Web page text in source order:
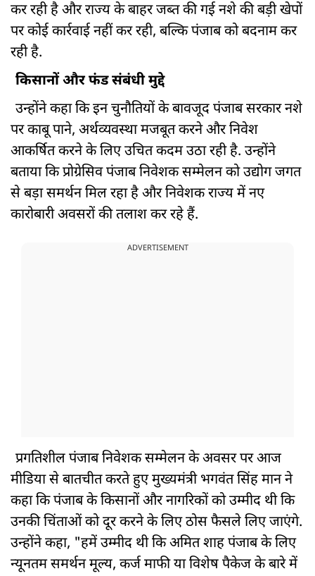
कर रही है और राज्य के बाहर जब्त की गई नशे की बड़ी खेपों
पर कोई कार्रवाई नहीं कर रही, बल्कि पंजाब को बदनाम कर
रही है.
किसानों और फंड संबंधी मुद्दे
उन्होंने कहा कि इन चुनौतियों के बावजूद पंजाब सरकार नशे
पर काबू पाने, अर्थव्यवस्था मजबूत करने और निवेश
आकर्षित करने के लिए उचित कदम उठा रही है. उन्होंने
बताया कि प्रोग्रेसिव पंजाब निवेशक सम्मेलन को उद्योग जगत
से बड़ा समर्थन मिल रहा है और निवेशक राज्य में नए
कारोबारी अवसरों की तलाश कर रहे हैं.
ADVERTISEMENT
प्रगतिशील पंजाब निवेशक सम्मेलन के अवसर पर आज
मीडिया से बातचीत करते हुए मुख्यमंत्री भगवंत सिंह मान ने
कहा कि पंजाब के किसानों और नागरिकों को उम्मीद थी कि
उनकी चिंताओं को दूर करने के लिए ठोस फैसले लिए जाएंगे.
उन्होंने कहा, "हमें उम्मीद थी कि अमित शाह पंजाब के लिए
न्यूनतम समर्थन मूल्य, कर्ज माफी या विशेष पैकेज के बारे में